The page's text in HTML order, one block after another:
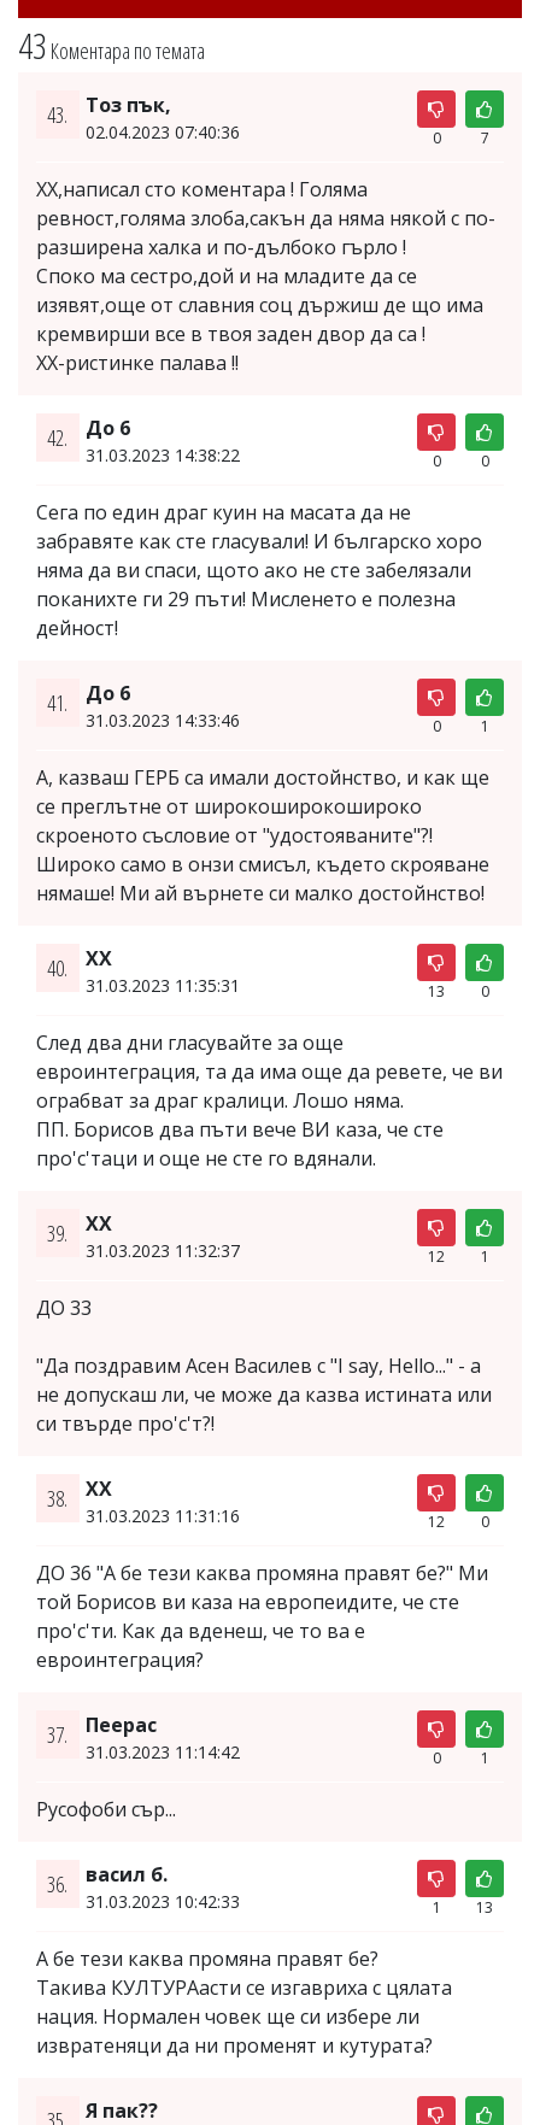
43 Коментара по темата
43. Тоз пък,
02.04.2023 07:40:36 0 7
ХХ,написал сто коментара ! Голяма
ревност,голяма злоба,сакън да няма някой с по-
разширена халка и по-дълбоко гърло !
Споко ма сестро,дой и на младите да се
изявят,още от славния соц държиш де що има
кремвирши все в твоя заден двор да са !
ХХ-ристинке палава !!
42. До 6
31.03.2023 14:38:22 0 0
Сега по един драг куин на масата да не
забравяте как сте гласували! И българско хоро
няма да ви спаси, щото ако не сте забелязали
поканихте ги 29 пъти! Мисленето е полезна
дейност!
41. До 6
31.03.2023 14:33:46 0 1
А, казваш ГЕРБ са имали достойнство, и как ще
се преглътне от широкоширокошироко
скроеното съсловие от "удостояваните"?!
Широко само в онзи смисъл, където скрояване
нямаше! Ми ай върнете си малко достойнство!
40. ХХ
31.03.2023 11:35:31 13 0
След два дни гласувайте за още
евроинтеграция, та да има още да ревете, че ви
ограбват за драг кралици. Лошо няма.
ПП. Борисов два пъти вече ВИ каза, че сте
про'с'таци и още не сте го вдянали.
39. ХХ
31.03.2023 11:32:37 12 1
ДО 33
"Да поздравим Асен Василев с "I say, Hello..." - а
не допускаш ли, че може да казва истината или
си твърде про'с'т?!
38. ХХ
31.03.2023 11:31:16 12 0
ДО 36 "А бе тези каква промяна правят бе?" Ми
той Борисов ви каза на европеидите, че сте
про'с'ти. Как да вденеш, че то ва е
евроинтеграция?
37. Пеерас
31.03.2023 11:14:42 0 1
Русофоби сър...
36. васил б.
31.03.2023 10:42:33 1 13
А бе тези каква промяна правят бе?
Такива КУЛТУРАасти се изгавриха с цялата
нация. Нормален човек ще си избере ли
извратеняци да ни променят и кутурата?
Я пак??